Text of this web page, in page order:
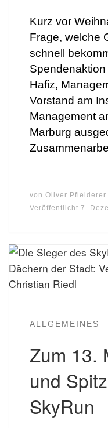
Kurz vor
Frage, welche
schnell
Hafiz,
Vorstand am
Management
Marburg
von Oliver Pfleiderer
Veröffentlicht 7.
ALLGEMEINES
Zum 13.
und
SkyRun